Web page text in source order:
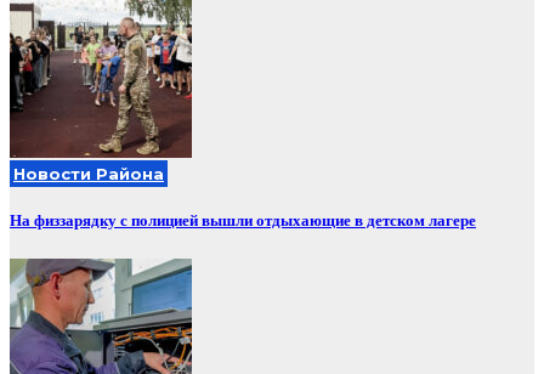
Новости Района
На физзарядку с полицией вышли отдыхающие в детском лагере